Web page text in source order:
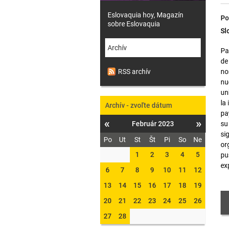
la
Eslovaquia hoy, Magazín
sobre Eslovaquia
Archív
RSS archív
Archív - zvoľte dátum
« Február 2023 »
Po Ut St Št Pi So
Ne
1
2 3 4
5
6
7 8 9 10 11
12
13
14 15 16 17 18
19
20
21 22 23 24 25
26
27
28